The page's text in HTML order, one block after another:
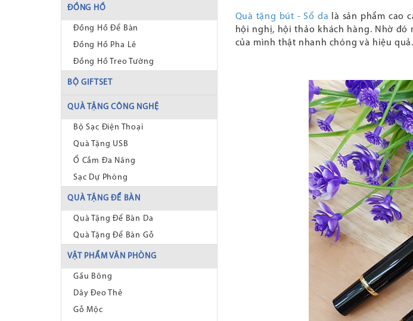
ĐỒNG HỒ
Đồng Hồ Để Bàn
Đồng Hồ Pha Lê
Đồng Hồ Treo Tường
BỘ GIFTSET
QUÀ TẶNG CÔNG NGHỆ
Bộ Sạc Điện Thoại
Quà Tặng USB
Ổ Cắm Đa Năng
Sạc Dự Phòng
QUÀ TẶNG ĐỂ BÀN
Quà Tặng Để Bàn Da
Quà Tặng Để Bàn Gỗ
VẬT PHẨM VĂN PHÒNG
Gấu Bông
Dây Đeo Thẻ
Gỗ Mộc
Quà tặng bút - Sổ da là sản phẩm cao
hội nghị, hội thảo khách hàng. Nhờ đó
của mình thật nhanh chóng và hiệu quả.